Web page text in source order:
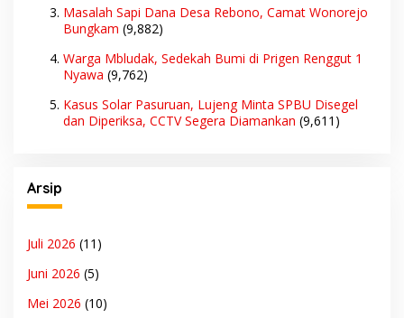
Masalah Sapi Dana Desa Rebono, Camat Wonorejo
Bungkam (9,882)
Warga Mbludak, Sedekah Bumi di Prigen Renggut 1
Nyawa (9,762)
Kasus Solar Pasuruan, Lujeng Minta SPBU Disegel
dan Diperiksa, CCTV Segera Diamankan (9,611)
Arsip
Juli 2026 (11)
Juni 2026 (5)
Mei 2026 (10)